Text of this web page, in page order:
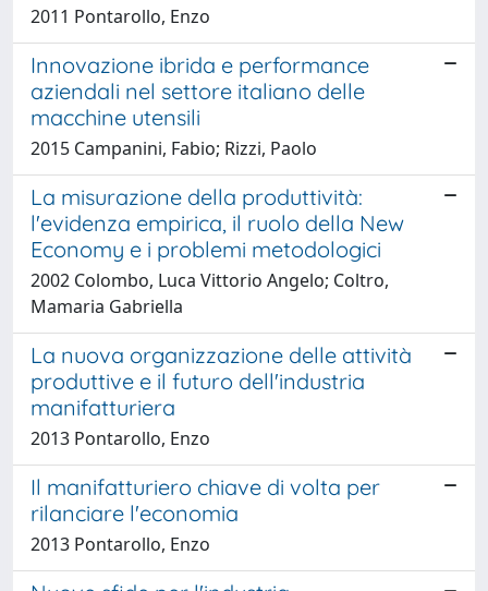
2011 Pontarollo, Enzo
Innovazione ibrida e performance
aziendali nel settore italiano delle
macchine utensili
2015 Campanini, Fabio; Rizzi, Paolo
La misurazione della produttività:
l'evidenza empirica, il ruolo della New
Economy e i problemi metodologici
2002 Colombo, Luca Vittorio Angelo; Coltro,
Mamaria Gabriella
La nuova organizzazione delle attività
produttive e il futuro dell'industria
manifatturiera
2013 Pontarollo, Enzo
Il manifatturiero chiave di volta per
rilanciare l'economia
2013 Pontarollo, Enzo